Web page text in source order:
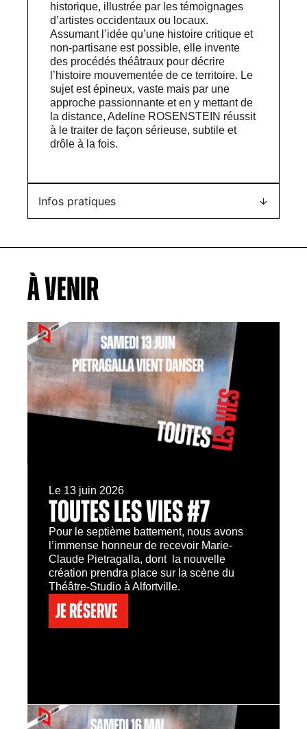
historique, illustrée par les témoignages
d’artistes occidentaux ou locaux.
Assumant l’idée qu’une histoire critique et
non-partisane est possible, elle invente
des procédés théâtraux pour décrire
l’histoire mouvementée de ce territoire. Le
sujet est épineux, vaste mais par une
approche passionnante et en y mettant de
la distance, Adeline ROSENSTEIN réussit
à le traiter de façon sérieuse, subtile et
drôle à la fois.
Infos pratiques
À VENIR
Le 13 juin 2026
TOUTES LES VIES #7
Pour le septième battement, nous avons
l’immense honneur de recevoir Marie-
Claude Pietragalla, dont la nouvelle
création prendra place sur la scène du
Théâtre-Studio à Alfortville.
Je réserve